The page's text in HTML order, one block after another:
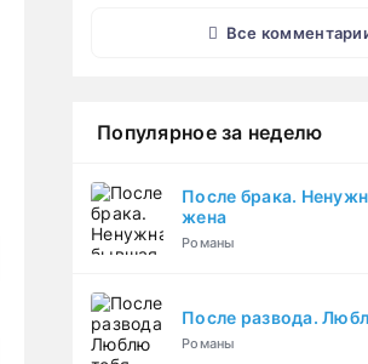
Все
Популярное за неделю
После брака.
жена
Романы
После развода.
Романы